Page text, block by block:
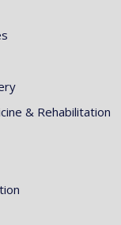
& Rehabilitation